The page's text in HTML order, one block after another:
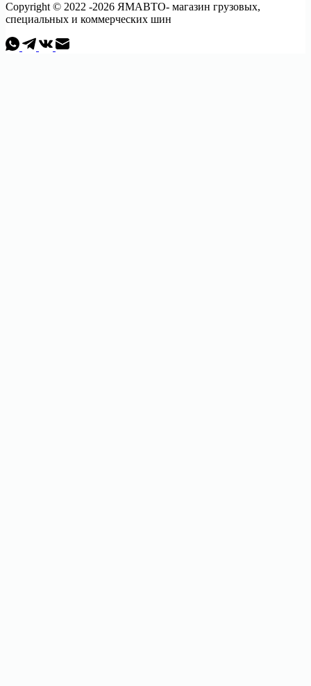
Copyright © 2022 -2026 ЯМАВТО- магазин грузовых,
специальных и коммерческих шин